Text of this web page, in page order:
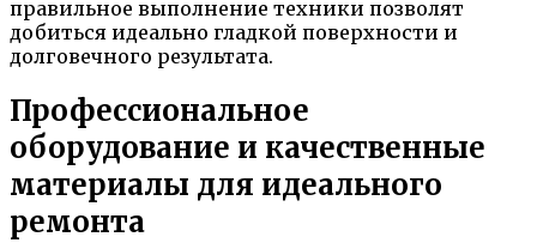
правильное выполнение техники позволят
добиться идеально гладкой поверхности и
долговечного результата.
Профессиональное
оборудование и качественные
материалы для идеального
ремонта